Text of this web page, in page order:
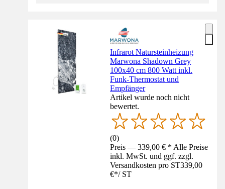
Infrarot Natursteinheizung
Marwona Shadown Grey
100x40 cm 800 Watt inkl.
Funk-Thermostat und
Empfänger
Artikel wurde noch nicht
bewertet.
(0)
Preis — 339,00 € * Alle Preise
inkl. MwSt. und ggf. zzgl.
Versandkosten pro ST339,00
€*/ ST